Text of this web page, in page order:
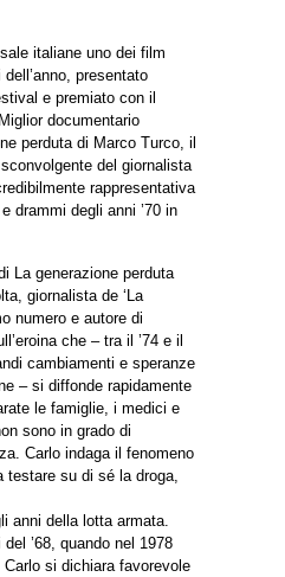
italiane uno dei film
presentato
e premiato con il
documentario
perduta di Marco Turco, il
del giornalista
rappresentativa
drammi degli anni ’70 in
La generazione perduta
giornalista de ‘La
numero e autore di
che – tra il ’74 e il
cambiamenti e speranze
– si diffonde rapidamente
le famiglie, i medici e
sono in grado di
Carlo indaga il fenomeno
testare su di sé la droga,
anni della lotta armata.
’68, quando nel 1978
si dichiara favorevole